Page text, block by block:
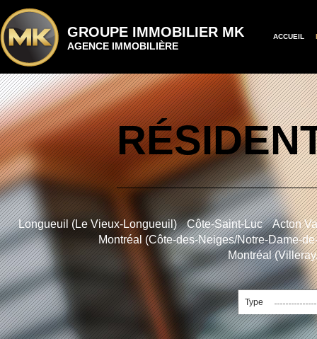
GROUPE IMMOBILIER MK
AGENCE IMMOBILIÈRE
ACCUEIL
Longueuil (Le Vieux-Longueuil) Côte-Saint-Luc
Acton
Montréal (Côte-des-Neiges/Notre-Dame-
Montréal
Type